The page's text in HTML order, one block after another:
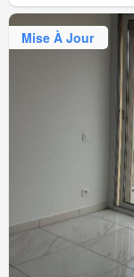
Mise À Jour